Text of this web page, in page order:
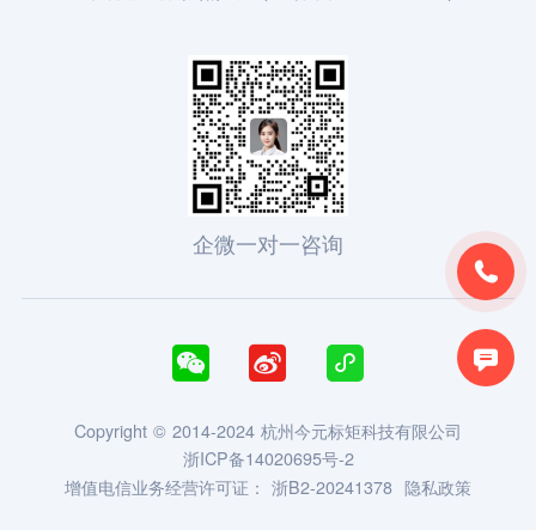


企微一对一咨询
  
Copyright © 2014-2024 杭州今元标矩科技有限公司
浙ICP备14020695号-2
增值电信业务经营许可证： 浙B2-20241378 隐私政策